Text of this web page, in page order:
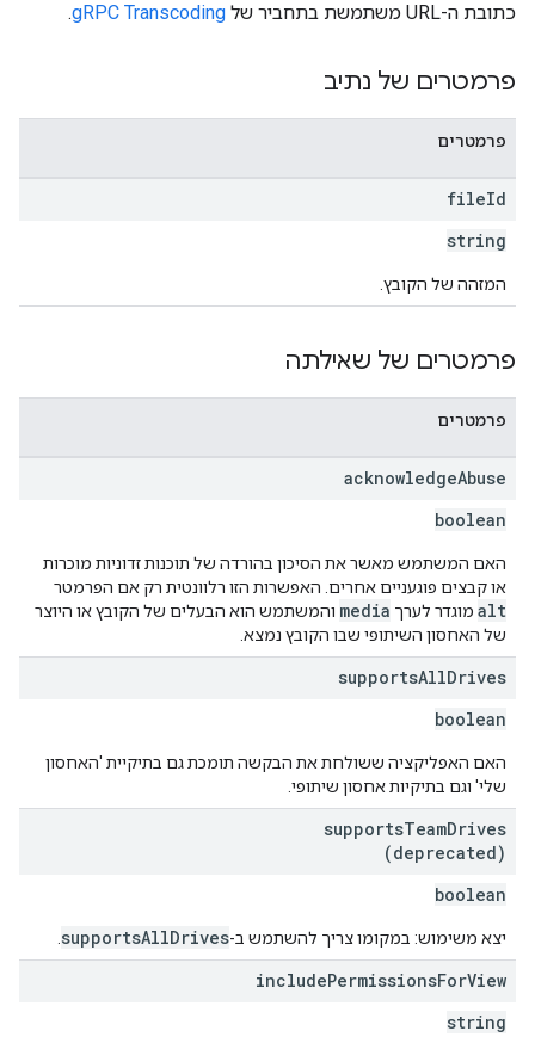
כתובת ה-URL משתמשת בתחביר של gRPC Transcoding
.
פרמטרים של נתיב
פרמטרים
fileId
string
המזהה של הקובץ.
פרמטרים של שאילתה
פרמטרים
acknowledgeAbuse
boolean
האם המשתמש מאשר את הסיכון בהורדה של תוכנות זדוניות מוכרות
או קבצים פוגעניים אחרים. האפשרות הזו רלוונטית רק אם הפרמטר
alt מוגדר לערך media והמשתמש הוא הבעלים של הקובץ או היוצר
של האחסון השיתופי שבו הקובץ נמצא.
supportsAllDrives
boolean
האם האפליקציה ששולחת את הבקשה תומכת גם בתיקיית 'האחסון
שלי' וגם בתיקיות אחסון שיתופי.
supportsTeamDrives
(deprecated)
boolean
יצא משימוש: במקומו צריך להשתמש ב-supportsAllDrives
includePermissionsForView
string